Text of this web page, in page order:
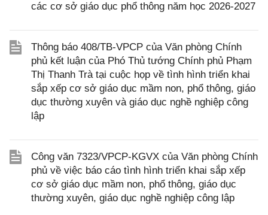
các cơ sở giáo dục phổ thông năm học 2026-2027
Thông báo 408/TB-VPCP của Văn phòng Chính
phủ kết luận của Phó Thủ tướng Chính phủ Phạm
Thị Thanh Trà tại cuộc họp về tình hình triển khai
sắp xếp cơ sở giáo dục mầm non, phổ thông, giáo
dục thường xuyên và giáo dục nghề nghiệp công
lập
Công văn 7323/VPCP-KGVX của Văn phòng Chính
phủ về việc báo cáo tình hình triển khai sắp xếp
cơ sở giáo dục mầm non, phổ thông, giáo dục
thường xuyên, giáo dục nghề nghiệp công lập